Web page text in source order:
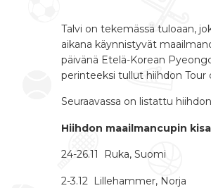
Talvi on tekemässä tuloaan,
aikana käynnistyvät
päivänä Etelä-Korean
perinteeksi tullut hiihdon Tour
Seuraavassa on listattu
Hiihdon maailmancupin
24-26.11 Ruka, Suomi
2-3.12 Lillehammer, Norja